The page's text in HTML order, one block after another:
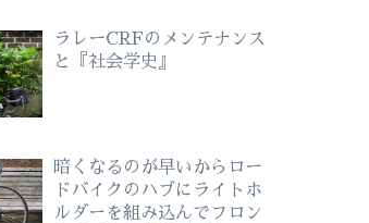
ラレーCRFのメンテナンス
と『社会学史』
暗くなるのが早いからロー
ドバイクのハブにライトホ
ルダーを組み込んでフロン